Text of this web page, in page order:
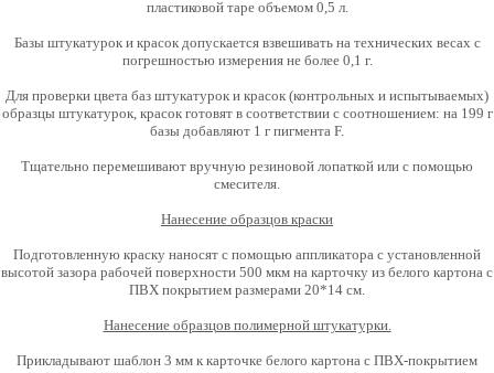
пластиковой таре объемом 0,5 л.
Базы штукатурок и красок допускается взвешивать на технических весах с
погрешностью измерения не более 0,1 г.
Для проверки цвета баз штукатурок и красок (контрольных и испытываемых)
образцы штукатурок, красок готовят в соответствии с соотношением: на 199 г
базы добавляют 1 г пигмента F.
Тщательно перемешивают вручную резиновой лопаткой или с помощью
смесителя.
Нанесение образцов краски
Подготовленную краску наносят с помощью аппликатора с установленной
высотой зазора рабочей поверхности 500 мкм на карточку из белого картона с
ПВХ покрытием размерами 20*14 см.
Нанесение образцов полимерной штукатурки.
Прикладывают шаблон 3 мм к карточке белого картона с ПВХ-покрытием